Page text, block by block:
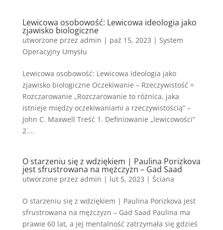
Lewicowa osobowość: Lewicowa ideologia jako
zjawisko biologiczne
utworzone przez admin | paź 15, 2023 | System
Operacyjny Umysłu
Lewicowa osobowość: Lewicowa ideologia jako
zjawisko biologiczne Oczekiwanie – Rzeczywistość =
Rozczarowanie „Rozczarowanie to różnica, jaka
istnieje między oczekiwaniami a rzeczywistością” –
John C. Maxwell Treść 1. Definiowanie „lewicowości”
2....
O starzeniu się z wdziękiem | Paulina Porizkova
jest sfrustrowana na mężczyzn – Gad Saad
utworzone przez admin | lut 5, 2023 | Ściana
O starzeniu się z wdziękiem | Paulina Porizkova jest
sfrustrowana na mężczyzn – Gad Saad Paulina ma
prawie 60 lat, a jej mentalność zatrzymała się gdzieś